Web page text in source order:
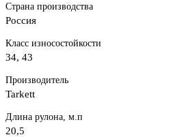
Страна производства
Россия
Класс износостойкости
34, 43
Производитель
Tarkett
Длина рулона, м.п
20,5